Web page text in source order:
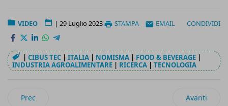
VIDEO | 29 Luglio 2023 STAMPA EMAIL CONDIVIDI
CIBUS TEC ITALIA NOMISMA FOOD & BEVERAGE
INDUSTRIA AGROALIMENTARE
RICERCA TECNOLOGIA
Articolo precedente: Comarch offre soluzioni di electronic
Prec Articolo
Avanti